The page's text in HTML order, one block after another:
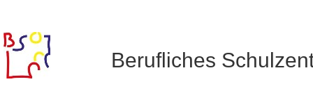
Berufliches